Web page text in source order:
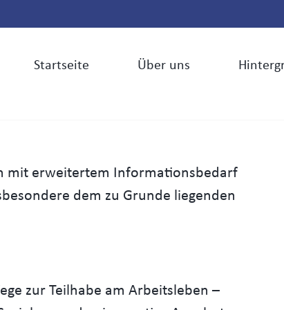
Startseite Über uns
mit erweitertem Informationsbedarf
dem zu Grunde liegenden
zur Teilhabe am Arbeitsleben –